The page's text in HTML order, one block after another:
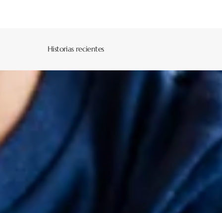
Historias recientes